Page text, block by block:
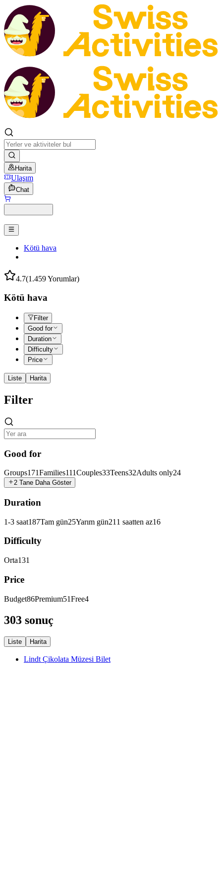
Harita
Ulaşım
Chat
Kötü hava
4.7(1.459 Yorumlar)
Kötü hava
Filter
Good for
Duration
Difficulty
Price
Liste Harita
Filter
Good for
Groups171Families111Couples33Teens32Adults only24
2 Tane Daha Göster
Duration
1-3 saat187Tam gün25Yarım gün21 1 saatten az16
Difficulty
Orta131
Price
Budget86Premium51Free4
303 sonuç
Liste Harita
Lindt Çikolata Müzesi Bilet